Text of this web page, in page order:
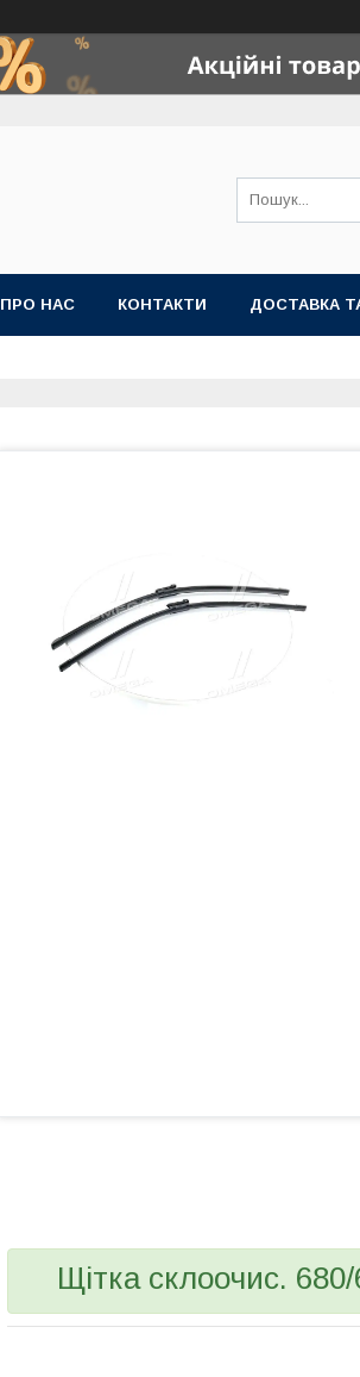
ПРО НАС КОНТАКТИ ДОСТАВКА
Щітка склоочис.